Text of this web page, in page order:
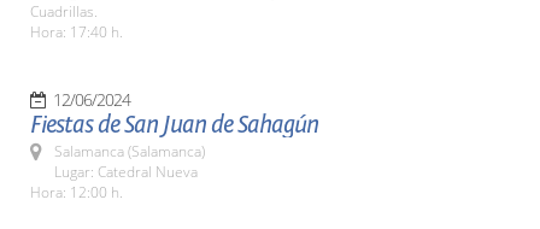
Cuadrillas.
Hora: 17:40 h.
12/06/2024
Fiestas de San Juan de Sahagún
Salamanca (Salamanca)
Lugar: Catedral Nueva
Hora: 12:00 h.